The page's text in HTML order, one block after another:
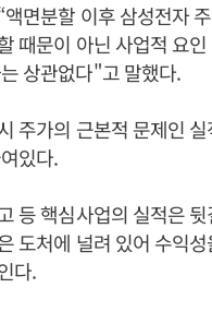
면분할 이후 삼성전자
때문이 아닌 사업적 요
상관없다"고 말했다.
주가의 근본적 문제인
있다.
등 핵심사업의 실적은
도처에 널려 있어 수익
다.